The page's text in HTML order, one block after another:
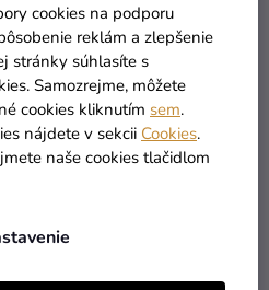
cookies na podporu
reklám a zlepšenie
stránky súhlasíte s
Samozrejme, môžete
cookies kliknutím sem.
nájdete v sekcii Cookies.
naše cookies tlačidlom
Penová ruža na stonke so
zlatými listami - Červená